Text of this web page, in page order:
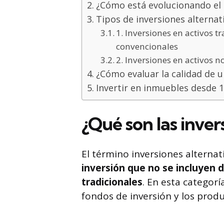
¿Cómo está evolucionando
Tipos de inversiones
1. Inversiones en activos
convencionales
2. Inversiones en activos
¿Cómo evaluar la calidad de
Invertir en inmuebles desde
¿Qué son las
El término inversiones
inversión que no se incluyen
tradicionales. En esta
fondos de inversión y los